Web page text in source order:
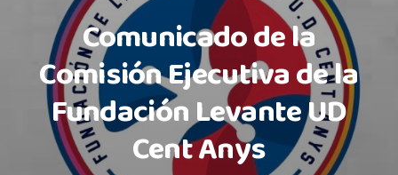
Comunicado de la
Comisión Ejecutiva de la
Fundación Levante UD
Cent Anys